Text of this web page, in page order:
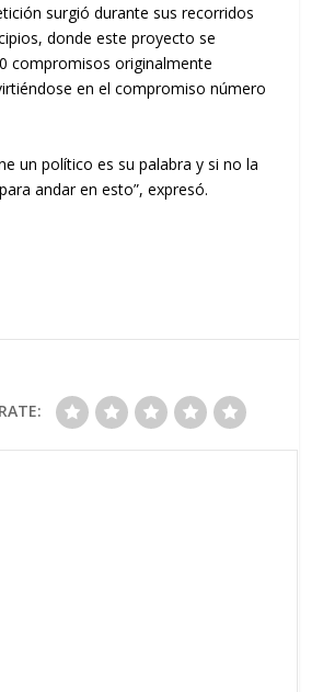
surgió durante sus recorridos
donde este proyecto se
compromisos originalmente
en el compromiso número
un político es su palabra y si no la
andar en esto”, expresó.
RATE: